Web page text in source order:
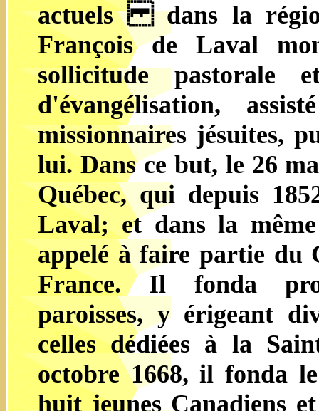
actuels dans la
François de Laval
sollicitude pastorale
d'évangélisation,
missionnaires jésuites,
lui. Dans ce but, le 26
Québec, qui depuis
Laval; et dans la
appelé à faire partie du
France. Il fonda
paroisses, y érigeant
celles dédiées à la
octobre 1668, il fonda
huit jeunes Canadiens